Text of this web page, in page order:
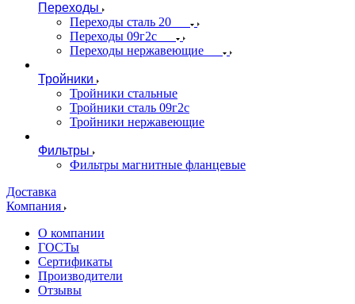
Переходы
Переходы сталь 20
Переходы 09г2с
Переходы нержавеющие
Тройники
Тройники стальные
Тройники сталь 09г2с
Тройники нержавеющие
Фильтры
Фильтры магнитные фланцевые
Доставка
Компания
О компании
ГОСТы
Сертификаты
Производители
Отзывы